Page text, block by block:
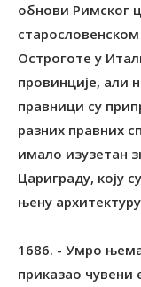
обнови Римског
Остроготе у
провинције, али
правници су
разних правних
имало изузетан
Цариграду, коју
њену
1686. - Умро
приказао чувени